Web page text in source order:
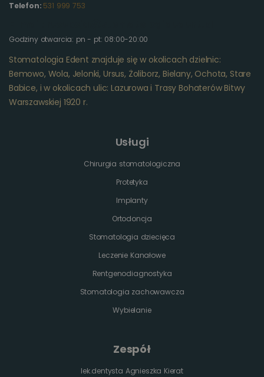
Telefon: 531 999 753
Godziny otwarcia: pn - pt: 08:00-20:00
Stomatologia Edent znajduje się w okolicach dzielnic:
Bemowo, Wola, Jelonki, Ursus, Żoliborz, Bielany, Ochota, Stare
Babice, i w okolicach ulic: Lazurowa i Trasy Bohaterów Bitwy
Warszawskiej 1920 r.
Usługi
Chirurgia stomatologiczna
Protetyka
Implanty
Ortodoncja
Stomatologia dziecięca
Leczenie Kanałowe
Rentgenodiagnostyka
Stomatologia zachowawcza
Wybielanie
Zespół
lek.dentysta Agnieszka Kierat